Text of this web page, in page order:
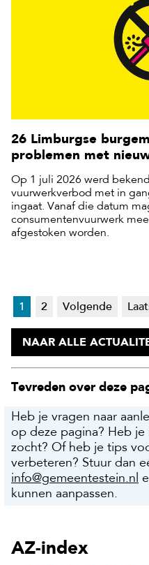
26 Limburgse burgemeesters voorzien
problemen met
Op 1 juli 2026 werd
vuurwerkverbod met in
ingaat. Vanaf die datum
consumentenvuurwerk
afgestoken worden.
1 2 Volgende
NAAR ALLE
Tevreden over deze
Heb je vragen naar
op deze pagina? Heb
zocht? Of heb je tips
verbeteren? Stuur dan
info@gemeentestein.nl
kunnen aanpassen.
AZ-index